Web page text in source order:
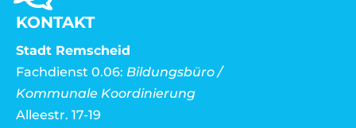
KONTAKT
Stadt Remscheid
Fachdienst 0.06: Bildungsbüro /
Kommunale Koordinierung
Alleestr. 17-19